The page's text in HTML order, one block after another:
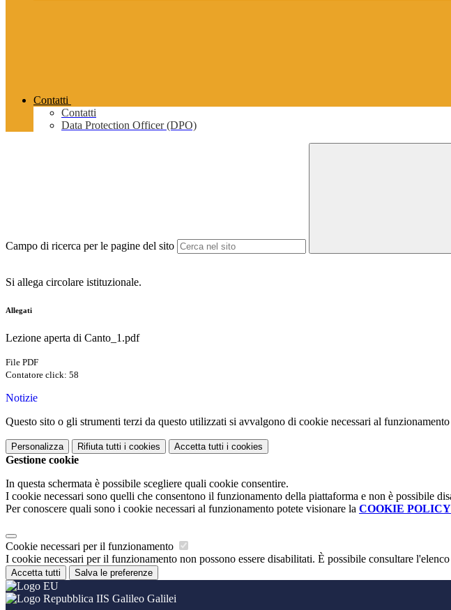
Contatti
Contatti
Data Protection Officer (DPO)
Campo di ricerca per le pagine del sito
Si allega circolare istituzionale.
Allegati
Lezione aperta di Canto_1.pdf
File PDF
Contatore click: 58
Notizie
Questo sito o gli strumenti terzi da questo utilizzati si avvalgono di cookie necessari al
Personalizza Rifiuta tutti i cookies Accetta tutti i cookies
Gestione cookie
In questa schermata è possibile scegliere quali cookie consentire.
I cookie necessari sono quelli che consentono il funzionamento della piattaforma e non è possibile
Per conoscere quali sono i cookie necessari al funzionamento potete visionare la COOKIE POLICY
Cookie necessari per il funzionamento
I cookie necessari per il funzionamento non possono essere disabilitati. È possibile consultare
Accetta tutti Salva le preferenze
IIS Galileo Galilei